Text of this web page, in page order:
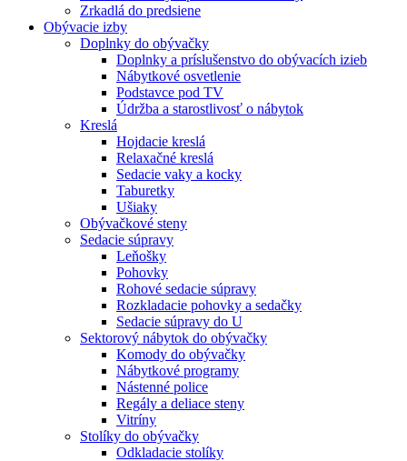
Zrkadlá do predsiene
Obývacie izby
Doplnky do obývačky
Doplnky a príslušenstvo do obývacích izieb
Nábytkové osvetlenie
Podstavce pod TV
Údržba a starostlivosť o nábytok
Kreslá
Hojdacie kreslá
Relaxačné kreslá
Sedacie vaky a kocky
Taburetky
Ušiaky
Obývačkové steny
Sedacie súpravy
Leňošky
Pohovky
Rohové sedacie súpravy
Rozkladacie pohovky a sedačky
Sedacie súpravy do U
Sektorový nábytok do obývačky
Komody do obývačky
Nábytkové programy
Nástenné police
Regály a deliace steny
Vitríny
Stolíky do obývačky
Odkladacie stolíky